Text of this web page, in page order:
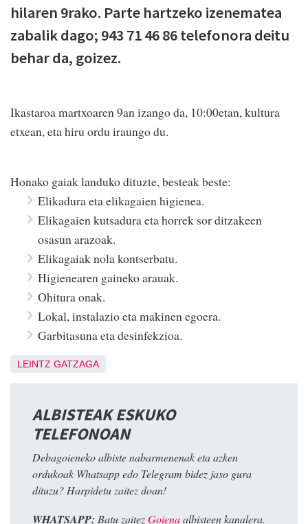
hilaren 9rako. Parte hartzeko izenematea
zabalik dago; 943 71 46 86 telefonora deitu
behar da, goizez.
Ikastaroa martxoaren 9an izango da, 10:00etan, kultura
etxean, eta hiru ordu iraungo du.
Honako gaiak landuko dituzte, besteak beste:
Elikadura eta elikagaien higienea.
Elikagaien kutsadura eta horrek sor ditzakeen
osasun arazoak.
Elikagaiak nola kontserbatu.
Higienearen gaineko arauak.
Ohitura onak.
Lokal, instalazio eta makinen egoera.
Garbitasuna eta desinfekzioa.
LEINTZ GATZAGA
ALBISTEAK ESKUKO
TELEFONOAN
Debagoieneko albiste nabarmenenak eta azken
ordukoak Whatsapp edo Telegram bidez jaso gura
dituzu? Harpidetu zaitez doan!
WHATSAPP: Batu zaitezGoienaalbisteen kanalera.